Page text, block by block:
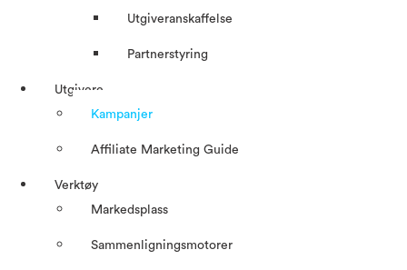
Utgiveranskaffelse
Partnerstyring
Utgivere
Kampanjer
Affiliate Marketing Guide
Verktøy
Markedsplass
Sammenligningsmotorer